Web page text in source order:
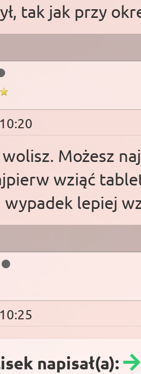
tak jak przy
Możesz
wziąć
wypadek lepiej
napisał(a):